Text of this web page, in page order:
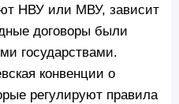
НВУ или МВУ, зависит
договоры были
государствами.
конвенции о
регулируют правила